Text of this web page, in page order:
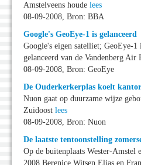
Amstelveens houde lees
08-09-2008, Bron: BBA
Google's GeoEye-1 is gelanceerd
Google's eigen satelliet; GeoEye-1
gelanceerd van de Vandenberg
08-09-2008, Bron: GeoEye
De Ouderkerkerplas koelt
Nuon gaat op duurzame wijze
Zuidoost lees
08-09-2008, Bron: Nuon
De laatste tentoonstelling
Op de buitenplaats Wester-Amstel
2008 Berenice Witsen Elias en